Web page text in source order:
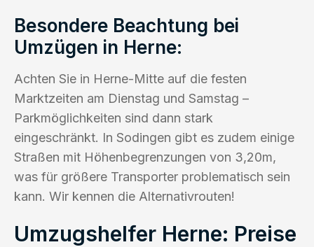
Besondere Beachtung bei
Umzügen in Herne:
Achten Sie in Herne-Mitte auf die festen
Marktzeiten am Dienstag und Samstag –
Parkmöglichkeiten sind dann stark
eingeschränkt. In Sodingen gibt es zudem einige
Straßen mit Höhenbegrenzungen von 3,20m,
was für größere Transporter problematisch sein
kann. Wir kennen die Alternativrouten!
Umzugshelfer Herne: Preise